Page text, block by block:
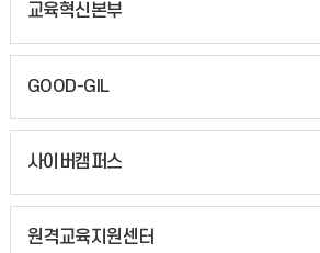
교육혁신본부
GOOD-GIL
사이버캠퍼스
원격교육지원센터